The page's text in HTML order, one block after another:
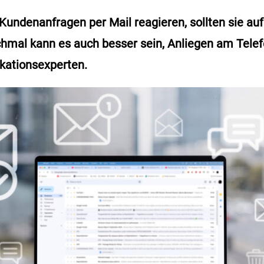
per Mail reagieren, sollten sie
kann es auch besser sein, Anliegen am